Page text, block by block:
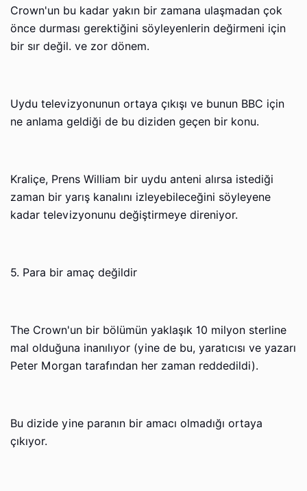
Crown'un bu kadar yakın bir zamana ulaşmadan çok
önce durması gerektiğini söyleyenlerin değirmeni için
bir sır değil. ve zor dönem.
Uydu televizyonunun ortaya çıkışı ve bunun BBC için
ne anlama geldiği de bu diziden geçen bir konu.
Kraliçe, Prens William bir uydu anteni alırsa istediği
zaman bir yarış kanalını izleyebileceğini söyleyene
kadar televizyonunu değiştirmeye direniyor.
5. Para bir amaç değildir
The Crown'un bir bölümün yaklaşık 10 milyon sterline
mal olduğuna inanılıyor (yine de bu, yaratıcısı ve yazarı
Peter Morgan tarafından her zaman reddedildi).
Bu dizide yine paranın bir amacı olmadığı ortaya
çıkıyor.